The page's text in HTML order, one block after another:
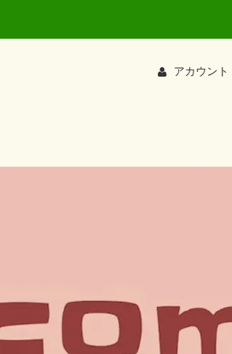
アカウント